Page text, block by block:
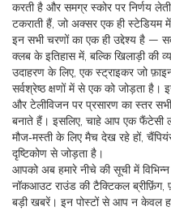
करती है और समग्र स्कोर पर निर्णय
टकराती हैं, जो अक्सर एक ही स्टेडियम
इन सभी चरणों का एक ही उद्देश्य है —
क्लब के इतिहास में, बल्कि खिलाड़ी की
उदाहरण के लिए, एक स्ट्राइकर जो
सर्वश्रेष्ठ क्षणों में से एक को जोड़ता है।
और टेलीविजन पर प्रसारण का स्तर
बनाते हैं। इसलिए, चाहे आप एक फैंटेसी
मौज‑मस्ती के लिए मैच देख रहे हों,
दृष्टिकोण से जोड़ता है।
आपको अब हमारे नीचे की सूची में
नॉकआउट राउंड की टैक्टिकल
बड़ी खबरें। इन पोस्टों से आप न केवल